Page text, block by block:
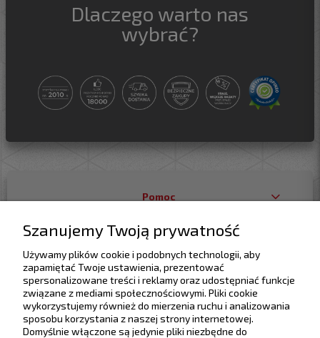
Dlaczego warto nas
wybrać?
Pomoc
Dostawa
Moje konto
Gwarancja i zwroty
Szanujemy Twoją prywatność
Używamy plików cookie i podobnych technologii, aby
zapamiętać Twoje ustawienia, prezentować
spersonalizowane treści i reklamy oraz udostępniać funkcje
związane z mediami społecznościowymi. Pliki cookie
wykorzystujemy również do mierzenia ruchu i analizowania
sposobu korzystania z naszej strony internetowej.
Domyślnie włączone są jedynie pliki niezbędne do